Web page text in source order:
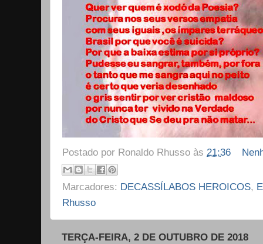
Postado por Ronaldo Rhusso às 21:36
Marcadores: DECASSÍLABOS HEROICOS,
Rhusso
TERÇA-FEIRA, 2 DE OUTUBRO DE 2018